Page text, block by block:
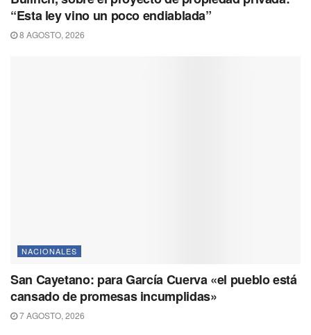
“Esta ley vino un poco endiablada”
8 AGOSTO, 2026
NACIONALES
San Cayetano: para García Cuerva «el pueblo está
cansado de promesas incumplidas»
7 AGOSTO, 2026